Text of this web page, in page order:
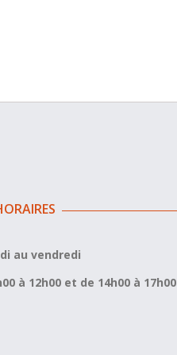
au vendredi
à 12h00 et de 14h00 à 17h00